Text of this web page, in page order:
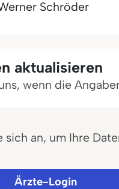
Schröder
aktualisieren
wenn die
sich an, um Ihre
Ärzte-Login